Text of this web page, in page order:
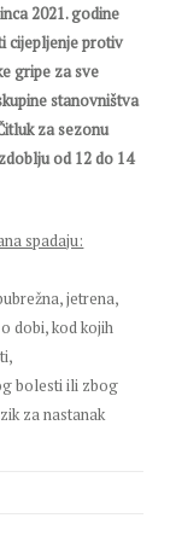
2021. godine
cijepljenje protiv
gripe za sve
stanovništva
za sezonu
od 12 do 14
spadaju:
jetrena,
dobi, kod kojih
bolesti ili zbog
za nastanak